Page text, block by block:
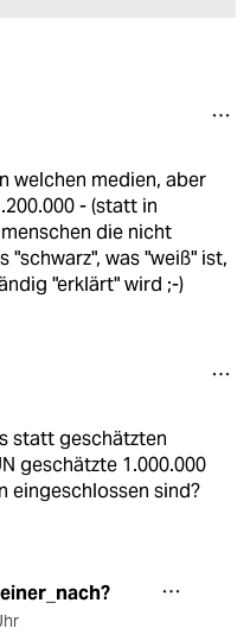
welchen medien, aber
- (statt in
die nicht
"schwarz", was "weiß" ist,
"erklärt" wird ;-)
statt geschätzten
geschätzte 1.000.000
eingeschlossen sind?